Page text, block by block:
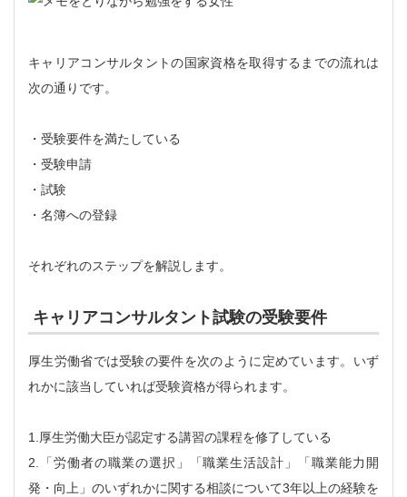
キャリアコンサルタントの国家資格を取得するまでの流れは
次の通りです。
・受験要件を満たしている
・受験申請
・試験
・名簿への登録
それぞれのステップを解説します。
キャリアコンサルタント試験の受験要件
厚生労働省では受験の要件を次のように定めています。いず
れかに該当していれば受験資格が得られます。
1.厚生労働大臣が認定する講習の課程を修了している
2.「労働者の職業の選択」「職業生活設計」「職業能力開
発・向上」のいずれかに関する相談について3年以上の経験を